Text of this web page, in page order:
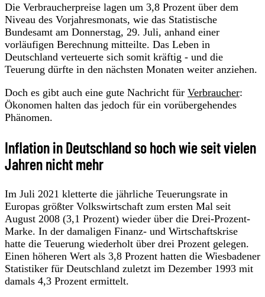
Die Verbraucherpreise lagen um 3,8 Prozent über dem
Niveau des Vorjahresmonats, wie das Statistische
Bundesamt am Donnerstag, 29. Juli, anhand einer
vorläufigen Berechnung mitteilte. Das Leben in
Deutschland verteuerte sich somit kräftig - und die
Teuerung dürfte in den nächsten Monaten weiter anziehen.
Doch es gibt auch eine gute Nachricht für Verbraucher:
Ökonomen halten das jedoch für ein vorübergehendes
Phänomen.
Inflation in Deutschland so hoch wie seit vielen
Jahren nicht mehr
Im Juli 2021 kletterte die jährliche Teuerungsrate in
Europas größter Volkswirtschaft zum ersten Mal seit
August 2008 (3,1 Prozent) wieder über die Drei-Prozent-
Marke. In der damaligen Finanz- und Wirtschaftskrise
hatte die Teuerung wiederholt über drei Prozent gelegen.
Einen höheren Wert als 3,8 Prozent hatten die Wiesbadener
Statistiker für Deutschland zuletzt im Dezember 1993 mit
damals 4,3 Prozent ermittelt.